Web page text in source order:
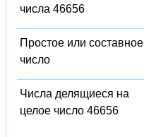
числа 46656
Простое или составное
число
Числа делящиеся на
целое число 46656